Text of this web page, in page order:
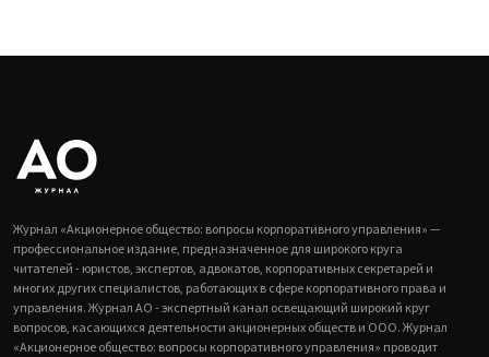
Журнал «Акционерное общество: вопросы корпоративного управления» —
профессиональное издание, предназначенное для широкого круга
читателей - юристов, экспертов, адвокатов, корпоративных секретарей и
многих других специалистов, работающих в сфере корпоративного права и
управления. Журнал АО - экспертный канал освещающий широкий круг
вопросов, касающихся деятельности акционерных обществ и ООО. Журнал
«Акционерное общество: вопросы корпоративного управления» проводит